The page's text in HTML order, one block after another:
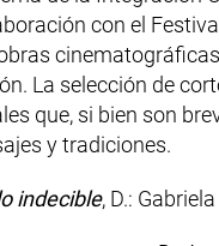
con el
La selección de
que, si bien son
y tradiciones.
indecible, D.: